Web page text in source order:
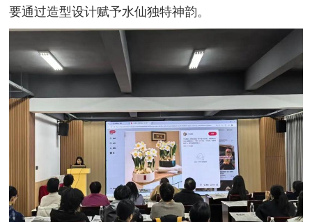
要通过造型设计赋予水仙独特神韵。